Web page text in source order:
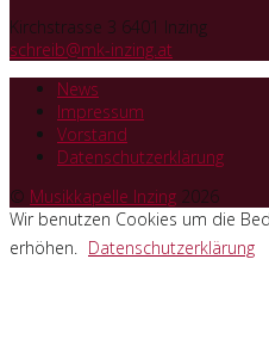
Kirchstrasse 3 6401 Inzing
schreib@mk-inzing.at
News
Impressum
Vorstand
Datenschutzerklärung
© Musikkapelle Inzing 2026
Wir benutzen Cookies um die
erhöhen.
Datenschutzerklärung